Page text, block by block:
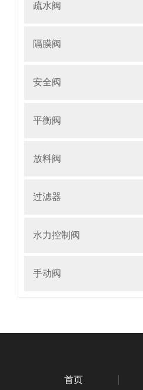
疏水阀
隔膜阀
安全阀
平衡阀
放料阀
过滤器
水力控制阀
手动阀
首页